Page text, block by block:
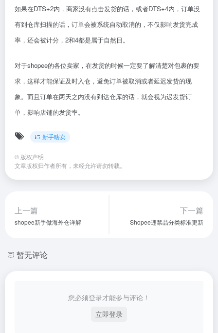
如果在DTS+2内，商家没有点击发货的话，或者DTS+4内，订单没
有到仓库扫描的话，订单会被系统自动取消的，不仅影响发货完成
率，还会被计分，2和4都是属于自然日。
对于shopee的各位卖家，在发货的时候一定要了解清楚对包裹的要
求，这样才能保证及时入仓，避免订单被取消或者延迟发货的现
象。而且订单在两天之内没有到达仓库的话，就会视为迟发货订
单，影响店铺的发货率。
新手瞎卖
© 版权声明
文章版权归作者所有，未经允许请勿转载。
上一篇
shopee新手做海外仓详解
下一篇
Shopee违禁品分类标准更新
暂无评论
您必须登录才能参与评论！
立即登录